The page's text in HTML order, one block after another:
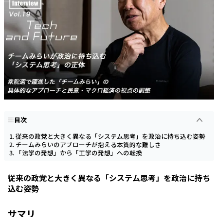
目次
従来の政党と大きく異なる「システム思考」を政治に持ち込む姿勢
チームみらいのアプローチが抱える本質的な難しさ
「法学の発想」から「工学の発想」への転換
従来の政党と大きく異なる「システム思考」を政治に持ち
込む姿勢
サマリ